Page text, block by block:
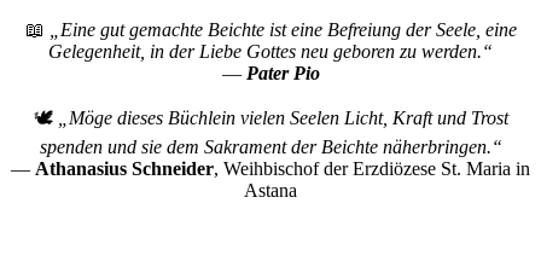
📖
„Eine gut gemachte Beichte ist eine Befreiung der Seele, eine
Gelegenheit, in der Liebe Gottes neu geboren zu werden.“
— Pater Pio
🕊
„Möge dieses Büchlein vielen Seelen Licht, Kraft und Trost
spenden und sie dem Sakrament der Beichte näherbringen.“
— Athanasius Schneider, Weihbischof der Erzdiözese St. Maria in
Astana